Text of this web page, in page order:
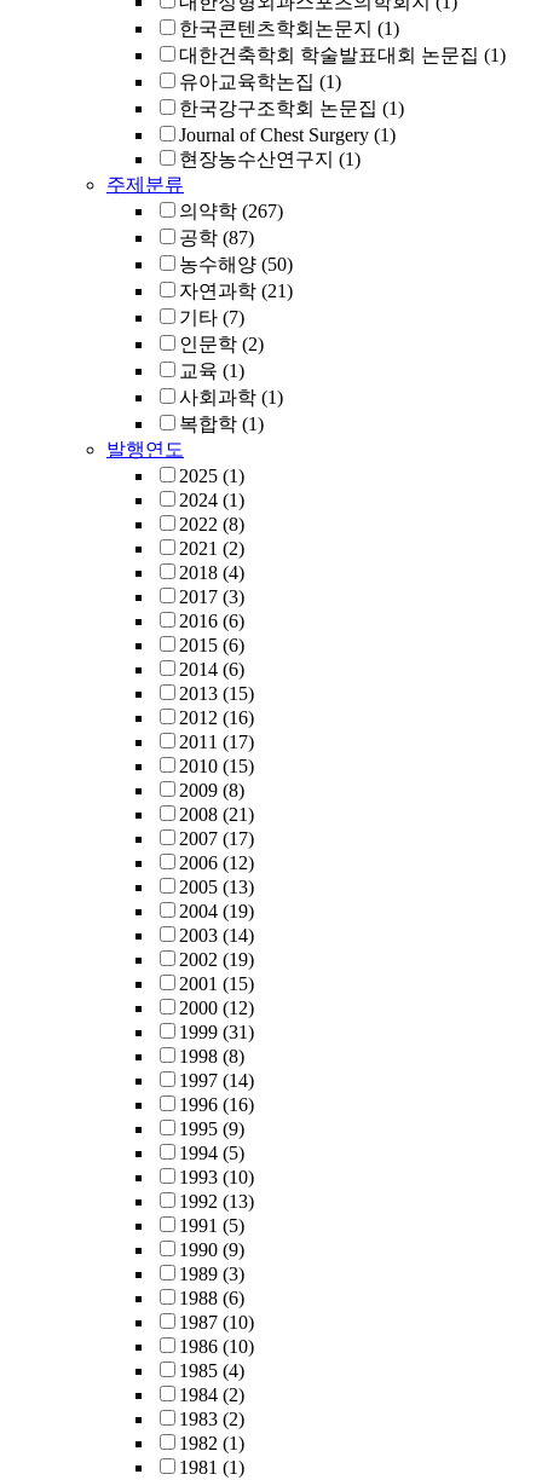
한국콘텐츠학회논문지 (1)
대한건축학회 학술발표대회 논문집 (1)
유아교육학논집 (1)
한국강구조학회 논문집 (1)
Journal of Chest Surgery (1)
현장농수산연구지 (1)
주제분류
의약학 (267)
공학 (87)
농수해양 (50)
자연과학 (21)
기타 (7)
인문학 (2)
교육 (1)
사회과학 (1)
복합학 (1)
발행연도
2025 (1)
2024 (1)
2022 (8)
2021 (2)
2018 (4)
2017 (3)
2016 (6)
2015 (6)
2014 (6)
2013 (15)
2012 (16)
2011 (17)
2010 (15)
2009 (8)
2008 (21)
2007 (17)
2006 (12)
2005 (13)
2004 (19)
2003 (14)
2002 (19)
2001 (15)
2000 (12)
1999 (31)
1998 (8)
1997 (14)
1996 (16)
1995 (9)
1994 (5)
1993 (10)
1992 (13)
1991 (5)
1990 (9)
1989 (3)
1988 (6)
1987 (10)
1986 (10)
1985 (4)
1984 (2)
1983 (2)
1982 (1)
1981 (1)